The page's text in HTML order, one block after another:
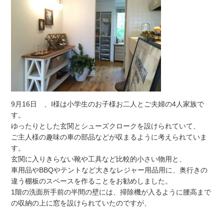
9月16日 、I様は小学生のお子様お二人とご夫婦の4人家族で
す。
ゆったりとした玄関とシューズクロークを設けられていて、
ご主人様の趣味の車の部品などが収まるように考えられていま
す。
玄関に入りきらない靴や工具など比較的小さい物用と、
車用品やBBQやテントなど大きなレジャー用品用に、奥行きの
違う棚板のスペースを作ることをお勧めしました。
1階の洗面所手前の半間の壁には、掃除機が入るように腰高まで
の収納の上に窓を設けられていたのですが、